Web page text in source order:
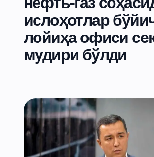
ислоҳотлар
лойиҳа офиси
мудири бўлди